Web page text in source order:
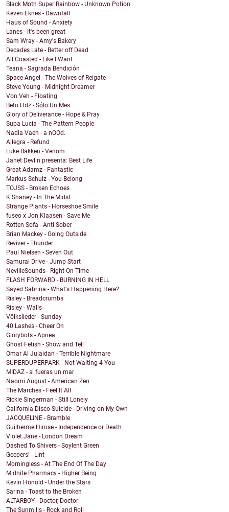
Black Moth Super Rainbow - Unknown Potion
Keven Eknes - Dawnfall
Haus of Sound - Anxiety
Lanes - It's been great
Sam Wray - Amy's Bakery
Decades Late - Better off Dead
All Coasted - Like I Want
Teana - Sagrada Bendición
Space Angel - The Wolves of Reigate
Steve Young - Midnight Dreamer
Von Veh - Floating
Beto Hdz - Sólo Un Mes
Glory of Deliverance - Hope & Pray
Supa Lucia - The Pattern People
Nadia Vaeh - a nOOd.
Allegra - Refund
Luke Bakken - Venom
Janet Devlin presenta: Best Life
Great Adamz - Fantastic
Markus Schulz - You Belong
TOJSS - Broken Echoes
K.Shaney - In The Midst
Strange Plants - Horseshoe Smile
fuseo x Jon Klaasen - Save Me
Rotten Sofa - Anti Sober
Brian Mackey - Going Outside
Reviver - Thunder
Paul Nielsen - Seven Out
Samurai Drive - Jump Start
NevilleSounds - Right On Time
FLASH FORWARD - BURNING IN HELL
Sayed Sabrina - What's Happening Here?
Risley - Breadcrumbs
Risley - Walls
Völkslieder - Sunday
40 Lashes - Cheer On
Glorybots - Apnea
Ghost Fetish - Show and Tell
Omar Al Julaidan - Terrible Nightmare
SUPERDUPERPARK - Not Waiting 4 You
MIDAZ - si fueras un mar
Naomi August - American Zen
The Marches - Feel It All
Rickie Singerman - Still Lonely
California Disco Suicide - Driving on My Own
JACQUELINE - Bramble
Guilherme Hirose - Independence or Death
Violet Jane - London Dream
Dashed To Shivers - Soylent Green
Geepers! - Lint
Morningless - At The End Of The Day
Midnite Pharmacy - Higher Being
Kevin Honold - Under the Stars
Sarina - Toast to the Broken
ALTARBOY - Doctor, Doctor!
The Sunmills - Rock and Roll